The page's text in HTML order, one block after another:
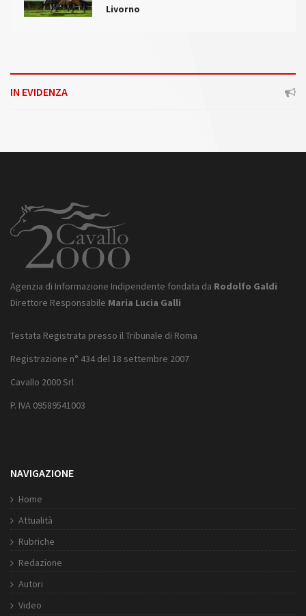
Livorno
IN EVIDENZA
Agenzia di Informazione Indipendente fondata da Rodolfo Galdi
Direttore Responsabile Maria Lucia Galli
Testata Registrata presso il Tribunale di Roma
Registrazione n° 434 del 18 settembre 2007
Cavallo 2000 Srl
P. IVA 09589541003
NAVIGAZIONE
Home
Attualità
Rubriche
Redazione
Autori
Video